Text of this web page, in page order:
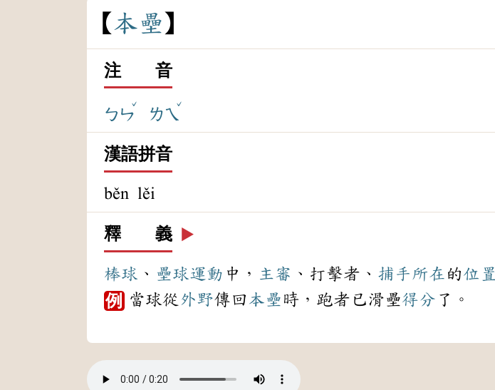
本壘
注 音
ㄅㄣ
ˇ
ㄌㄟ
ˇ
漢語拼音
běn lěi
釋 義 ▶️
棒球 、 壘球運動 中， 主審 、打擊者、 捕手 所在 的位置
例 當球從 外野傳回 本壘 時，跑者已滑壘得分 了。